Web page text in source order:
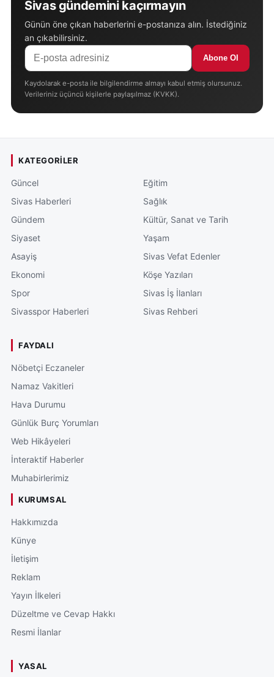
Sivas gündemini kaçırmayın
Günün öne çıkan haberlerini e-postanıza alın. İstediğiniz
an çıkabilirsiniz.
Abone Ol
Kaydolarak e-posta ile bilgilendirme almayı kabul etmiş olursunuz.
Verileriniz üçüncü kişilerle paylaşılmaz (KVKK).
KATEGORILER
Güncel
Sivas Haberleri
Gündem
Siyaset
Asayiş
Ekonomi
Spor
Sivasspor Haberleri
Eğitim
Sağlık
Kültür, Sanat ve Tarih
Yaşam
Sivas Vefat Edenler
Köşe Yazıları
Sivas İş İlanları
Sivas Rehberi
FAYDALI
Nöbetçi Eczaneler
Namaz Vakitleri
Hava Durumu
Günlük Burç Yorumları
Web Hikâyeleri
İnteraktif Haberler
Muhabirlerimiz
KURUMSAL
Hakkımızda
Künye
İletişim
Reklam
Yayın İlkeleri
Düzeltme ve Cevap Hakkı
Resmi İlanlar
YASAL